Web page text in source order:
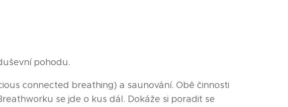
pohodu.
connected breathing) a saunování. Obě činnosti
se jde o kus dál. Dokáže si poradit se